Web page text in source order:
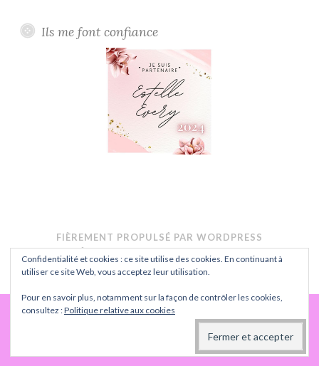
Ils me font confiance
FIÈREMENT PROPULSÉ PAR WORDPRESS
THÈME : BUTTON PARAUTOMATTIC.
CONFIDENTIALITÉ
Confidentialité et cookies : ce site utilise des cookies. En continuant à
utiliser ce site Web, vous acceptez leur utilisation.
Pour en savoir plus, notamment sur la façon de contrôler les cookies,
consultez :Politique relative aux cookies